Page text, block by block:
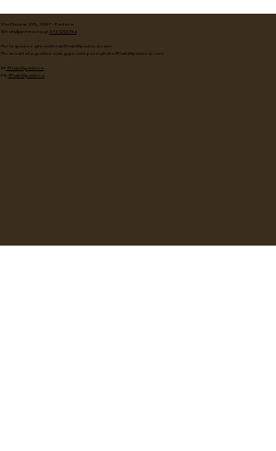
Via Piovese 225, 35127 - Padova
WhatsApp messaggi:
376 1253784
Per lo spazio e gli eventi:
lab@lab38padova.com
Per servizi fotografici e noleggio sala posa: photo@lab38padova.com
@lab38padova
@lab38padova